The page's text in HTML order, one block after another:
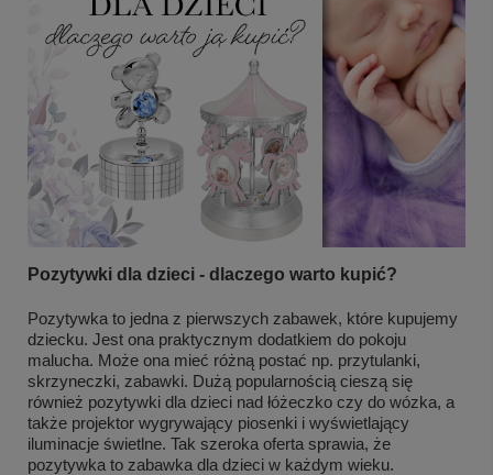
Pozytywki dla dzieci - dlaczego warto kupić?
Pozytywka to jedna z pierwszych zabawek, które kupujemy
dziecku. Jest ona praktycznym dodatkiem do pokoju
malucha. Może ona mieć różną postać np. przytulanki,
skrzyneczki, zabawki. Dużą popularnością cieszą się
również pozytywki dla dzieci nad łóżeczko czy do wózka, a
także projektor wygrywający piosenki i wyświetlający
iluminacje świetlne. Tak szeroka oferta sprawia, że
pozytywka to zabawka dla dzieci w każdym wieku.